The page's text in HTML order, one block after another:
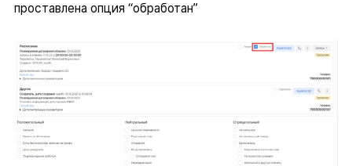
проставлена опция “обработан”